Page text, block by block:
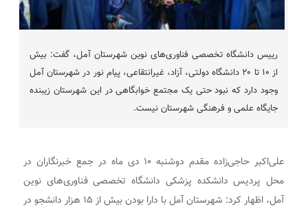
رییس دانشگاه تخصصی فناوری‌های نوین شهرستان آمل، گفت: بیش
از ۱۰ تا ۲۰ دانشگاه دولتی، آزاد، غیرانتقاعی، پیام نور در شهرستان آمل
وجود دارد که نبود حتی یک مجتمع خوابگاهی در این شهرستان زیبنده
جایگاه علمی و فرهنگی شهرستان نیست.
علی‌اکبر حاجی‌زاده مقدم دوشنبه ۱۰ دی ماه در جمع خبرنگاران در
محل پردیس دانشکده پزشکی دانشگاه تخصصی فناوری‌های نوین
آمل، اظهار کرد: شهرستان آمل با دارا بودن بیش از ۱۵ هزار دانشجو در